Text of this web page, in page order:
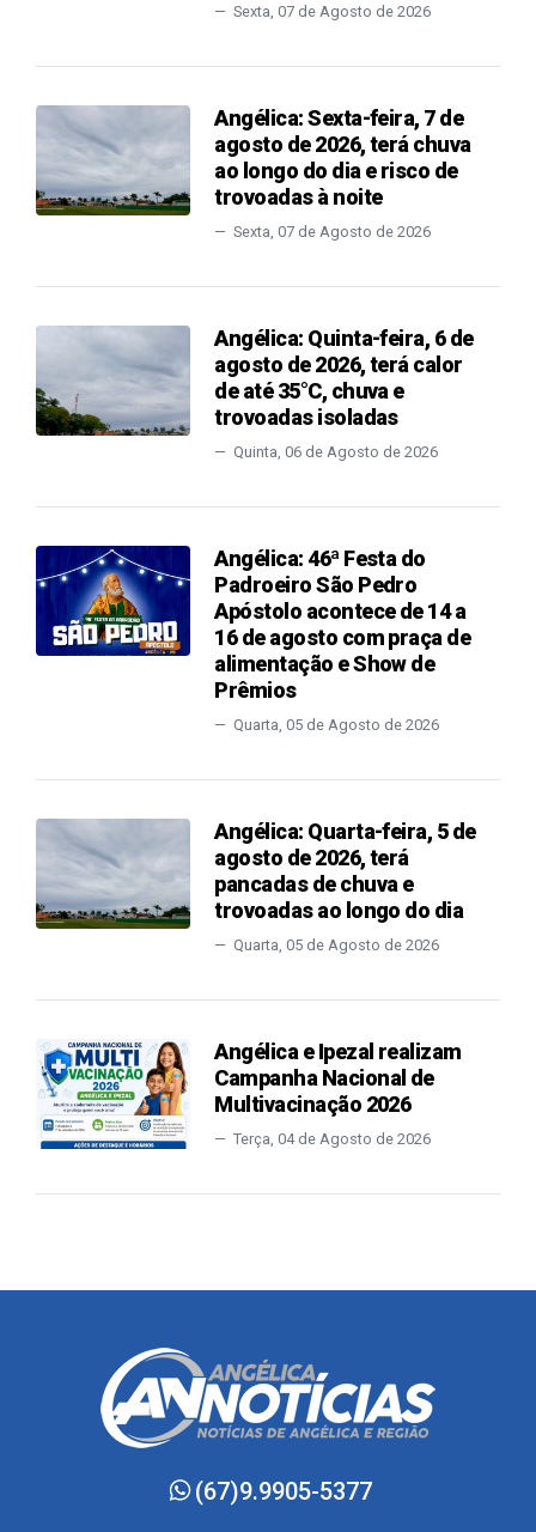
Sexta, 07 de Agosto de 2026
Angélica: Sexta-feira, 7 de
agosto de 2026, terá chuva
ao longo do dia e risco de
trovoadas à noite
Sexta, 07 de Agosto de 2026
Angélica: Quinta-feira, 6 de
agosto de 2026, terá calor
de até 35°C, chuva e
trovoadas isoladas
Quinta, 06 de Agosto de 2026
Angélica: 46ª Festa do
Padroeiro São Pedro
Apóstolo acontece de 14 a
16 de agosto com praça de
alimentação e Show de
Prêmios
Quarta, 05 de Agosto de 2026
Angélica: Quarta-feira, 5 de
agosto de 2026, terá
pancadas de chuva e
trovoadas ao longo do dia
Quarta, 05 de Agosto de 2026
Angélica e Ipezal realizam
Campanha Nacional de
Multivacinação 2026
Terça, 04 de Agosto de 2026
(67)9.9905-5377